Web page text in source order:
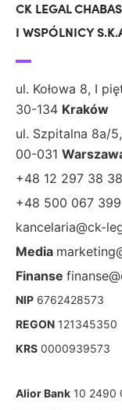
CK LEGAL
I WSPÓLNICY
ul. Kołowa 8, I
30-134 Kraków
ul. Szpitalna 8a/
00-031
+48 12 297 38 38
+48 500 067 399
kancelaria@ck-
Media
Finanse
NIP 6762428573
REGON 121345350
KRS 0000939573
Alior Bank 10 2490